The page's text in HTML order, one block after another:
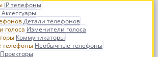
IP телефоны
Аксессуары
Детали телефонов
Изменители голоса
Коммуникаторы
Необычные телефоны
Проекторы